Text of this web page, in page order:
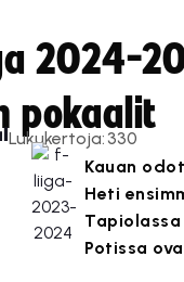
2024-
pokaalit
Lukukertoja: 330
Kauan
Heti
Potissa